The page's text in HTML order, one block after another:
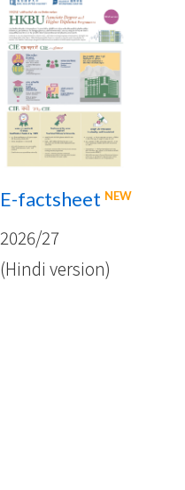
E-factsheet NEW
2026/27
(Hindi version)